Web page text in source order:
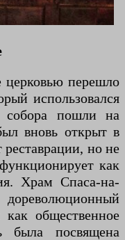
церковью перешло
использовался
собора пошли на
вновь открыт в
реставрации, но не
как
Храм Спаса-на-
общественное
была посвящена